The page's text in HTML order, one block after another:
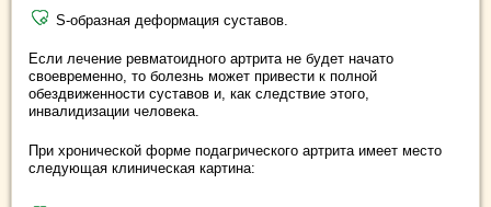
S-образная деформация суставов.
Если лечение ревматоидного артрита не будет начато
своевременно, то болезнь может привести к полной
обездвиженности суставов и, как следствие этого,
инвалидизации человека.
При хронической форме подагрического артрита имеет место
следующая клиническая картина: